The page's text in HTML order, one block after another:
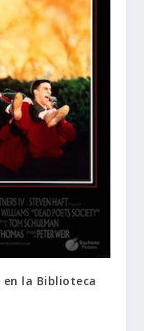
la Biblioteca